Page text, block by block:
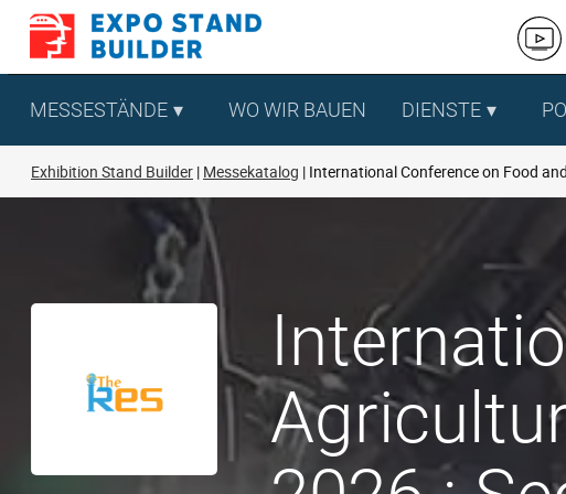
Zum
springen
MESSESTÄNDE WO WIR BAUEN DIENSTE
Exhibition Stand Builder Messekatalog International Conference on Food